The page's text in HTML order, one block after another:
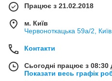
Працює з 21.02.2018
м. Київ
Червоноткацька 59а/2,
Контакти
Сьогодні працює з 08:30
Показати весь графік